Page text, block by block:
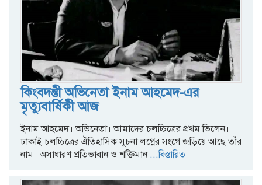
কিংবদন্তী অভিনেতা ইনাম আহমেদ-এর
মৃত্যুবার্ষিকী আজ
ইনাম আহমেদ। অভিনেতা। আমাদের চলচ্চিত্রের প্রথম ভিলেন।
ঢাকাই চলচ্চিত্রের ঐতিহাসিক সূচনা লগ্নের সংগে জড়িয়ে আছে তাঁর
নাম। অসাধারণ প্রতিভাবান ও শক্তিমান...বিস্তারিত